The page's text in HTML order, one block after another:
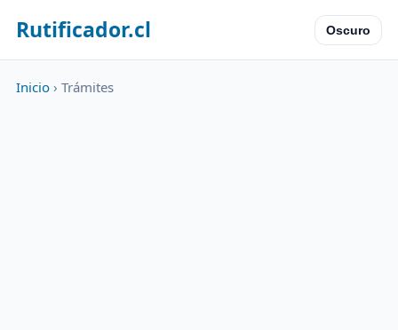
Rutificador.cl Oscuro
Inicio › Trámites